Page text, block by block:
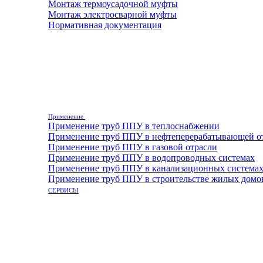
Монтаж термоусадочной муфты
Монтаж электросварной муфты
Нормативная документация
Применение
Применение труб ППУ в теплоснабжении
Применение труб ППУ в нефтеперерабатывающей
Применение труб ППУ в газовой отрасли
Применение труб ППУ в водопроводных системах
Применение труб ППУ в канализационных системах
Применение труб ППУ в строительстве жилых
СЕРВИСЫ